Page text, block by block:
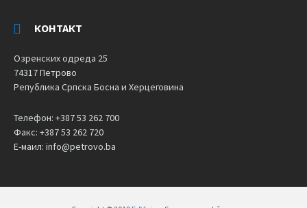
КОНТАКТ
Озренских одреда 25
74317 Петрово
Република Српска Босна и Херцеговина
Телефон: +387 53 262 700
Факс: +387 53 262 720
Е-маил: info@petrovo.ba